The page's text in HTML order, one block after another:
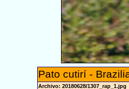
Pato cutirí -
Archivo: 20180628/1307_rap_1.jpg